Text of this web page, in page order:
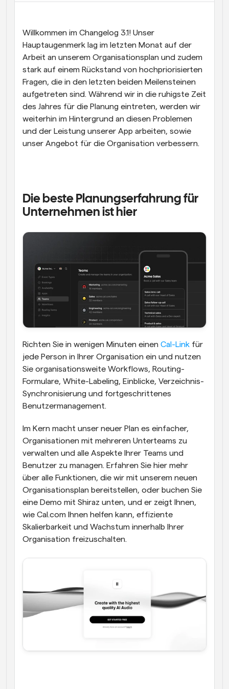
Supercharged Planung mit KI-gestützten Anrufen
Blog
Bleiben Sie auf dem Laufenden über die neuesten
Nachrichten und Updates.
Sofortige Besprechungen
Treffen Sie sich in wenigen Minuten mit Kunden
Dynamische Gruppenlinks
Nahtlos Meetings mit mehreren Personen buchen
Willkommen im Changelog 3.1! Unser
Hauptaugenmerk lag im letzten Monat auf der
Arbeit an unserem Organisationsplan und zudem
stark auf einem Rückstand von hochpriorisierten
Fragen, die in den letzten beiden Meilensteinen
aufgetreten sind. Während wir in die ruhigste Zeit
des Jahres für die Planung eintreten, werden wir
weiterhin im Hintergrund an diesen Problemen
und der Leistung unserer App arbeiten, sowie
unser Angebot für die Organisation verbessern.
Die beste Planungserfahrung für
Unternehmen ist hier
Richten Sie in wenigen Minuten einen Cal-Link für
jede Person in Ihrer Organisation ein und nutzen
Sie organisationsweite Workflows, Routing-
Formulare, White-Labeling, Einblicke, Verzeichnis-
Synchronisierung und fortgeschrittenes
Benutzermanagement.
Im Kern macht unser neuer Plan es einfacher,
Organisationen mit mehreren Unterteams zu
verwalten und alle Aspekte Ihrer Teams und
Benutzer zu managen. Erfahren Sie hier mehr
über alle Funktionen, die wir mit unserem neuen
Organisationsplan bereitstellen, oder buchen Sie
eine Demo mit Shiraz unten, und er zeigt Ihnen,
wie Cal.com Ihnen helfen kann, effiziente
Skalierbarkeit und Wachstum innerhalb Ihrer
Organisation freizuschalten.